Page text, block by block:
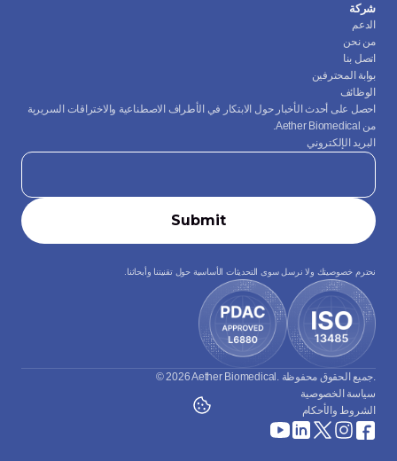
شركة
الدعم
من نحن
اتصل بنا
بوابة المحترفين
الوظائف
من Aether Biomedical.
البريد الإلكتروني
نحترم خصوصيتك ولا نرسل سوى التحديثات الأساسية حول تقنيتنا وأبحاثنا.
© 2026 Aether Biomedical. جميع الحقوق محفوظة.
سياسة الخصوصية
الشروط والأحكام